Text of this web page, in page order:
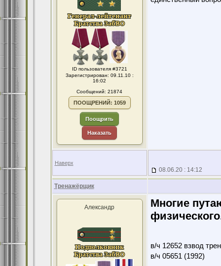
ID пользователя #3721
Зарегистрирован: 09.11.10 :
16:02
Сообщений: 21874
ПООЩРЕНИЙ: 1059
Поощрить
Наказать
Наверх
08.06.20 : 14:12
Тренажёрщик
Александр
Многие
в/ч 12652 взвод
в/ч 05651 (1992)